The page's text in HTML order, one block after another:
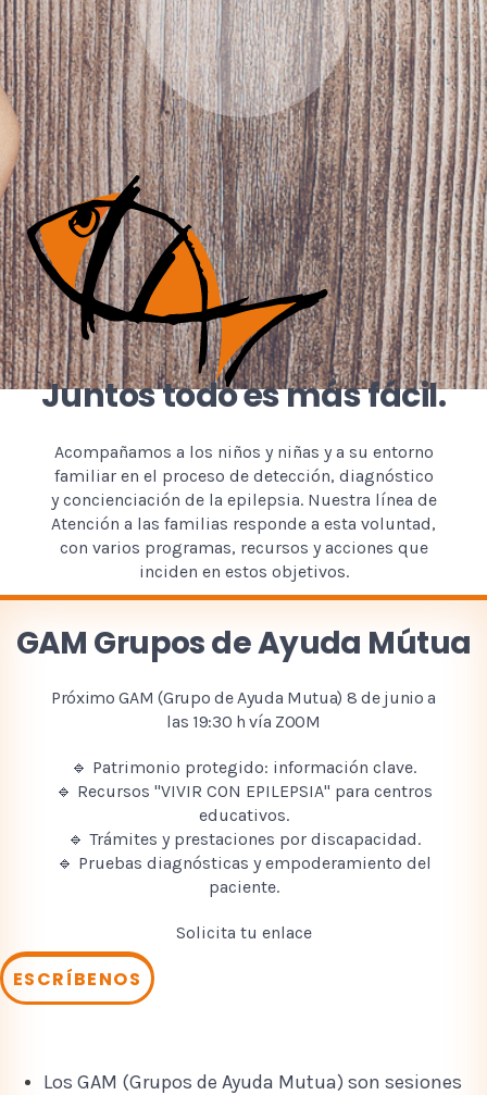
Juntos todo es más fácil.
Acompañamos a los niños y niñas y a su entorno
familiar en el proceso de detección, diagnóstico
y concienciación de la epilepsia. Nuestra línea de
Atención a las familias responde a esta voluntad,
con varios programas, recursos y acciones que
inciden en estos objetivos.
GAM Grupos de Ayuda Mútua
Próximo GAM (Grupo de Ayuda Mutua) 8 de junio a
las 19:30 h vía ZOOM
🔹 Patrimonio protegido: información clave.
🔹 Recursos "VIVIR CON EPILEPSIA" para centros
educativos.
🔹 Trámites y prestaciones por discapacidad.
🔹 Pruebas diagnósticas y empoderamiento del
paciente.
Solicita tu enlace
ESCRÍBENOS
Los GAM (Grupos de Ayuda Mutua) son sesiones